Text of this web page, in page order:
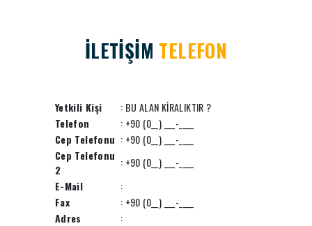
İLETİŞİM TELEFON
Yetkili Kişi
: BU ALAN KİRALIKTIR ?
Telefon
: +90 (0__) ___-____
Cep Telefonu : +90 (0__) ___-____
Cep Telefonu
2
: +90 (0__) ___-____
E-Mail
:
Fax
: +90 (0__) ___-____
Adres
: